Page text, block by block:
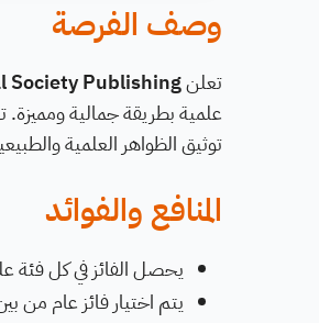
وصف الفرصة
تعلنSociety Publishing
علمية بطريقة جمالية ومميزة.
توثيق الظواهر العلمية
المنافع والفوائد
يحصل الفائز في كل فئة على جائزة
يتم اختيار فائز عام من بين فائزي